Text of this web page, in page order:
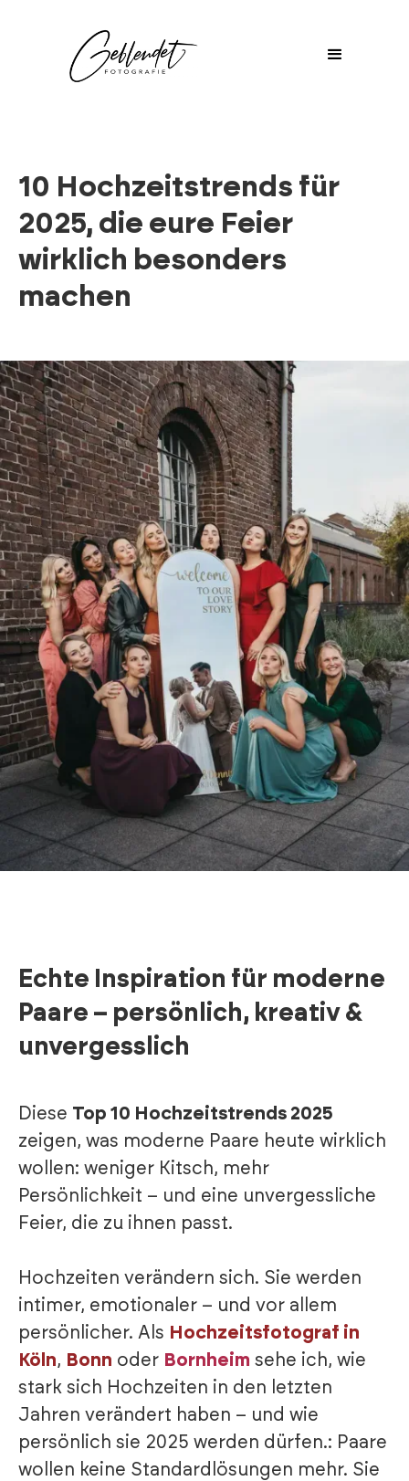
10 Hochzeitstrends für
2025, die eure Feier
wirklich besonders
machen
Echte Inspiration für moderne
Paare – persönlich, kreativ &
unvergesslich
Diese Top 10 Hochzeitstrends 2025
zeigen, was moderne Paare heute wirklich
wollen: weniger Kitsch, mehr
Persönlichkeit – und eine unvergessliche
Feier, die zu ihnen passt.
Hochzeiten verändern sich. Sie werden
intimer, emotionaler – und vor allem
persönlicher. Als Hochzeitsfotograf in
Köln, Bonn oder Bornheim sehe ich, wie
stark sich Hochzeiten in den letzten
Jahren verändert haben – und wie
persönlich sie 2025 werden dürfen.: Paare
wollen keine Standardlösungen mehr. Sie